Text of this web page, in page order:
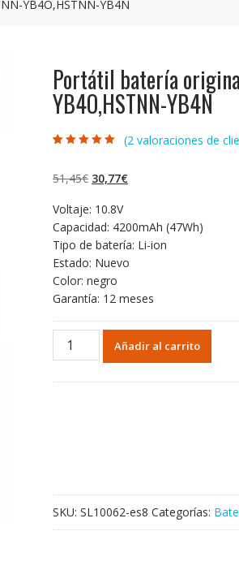
YB4O,HSTNN-YB4N
Portátil batería
YB4O,HSTNN-YB4N
base a
valoraciones de
(2 valoraciones de
51,45€ El
original
era:
51,45€.
30,77€El
es:
30,77€.
Voltaje: 10.8V
Capacidad: 4200mAh (47Wh)
Tipo de batería: Li-ion
Estado: Nuevo
Color: negro
Garantía: 12 meses
Portátil
cantidad
Añadir al carrito
SKU: SL10062-es8 Categorías: